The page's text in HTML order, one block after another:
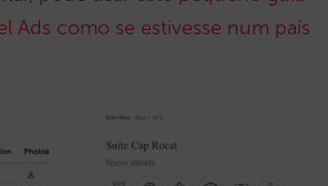
Ads como se estivesse num país